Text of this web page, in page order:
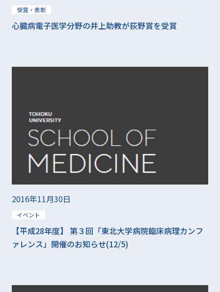
受賞・表彰
心臓病電子医学分野の井上助教が荻野賞を受賞
2016年11月30日
イベント
【平成28年度】 第３回「東北大学病院臨床病理カンフ
ァレンス」開催のお知らせ(12/5)